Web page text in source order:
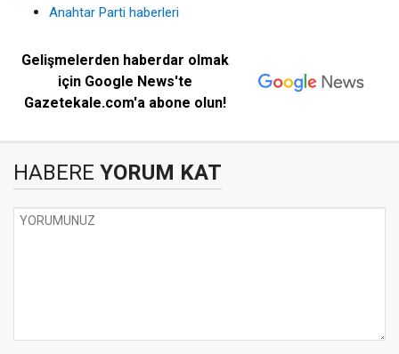
Anahtar Parti haberleri
Gelişmelerden haberdar olmak
için Google News'te
Gazetekale.com'a abone olun!
HABERE YORUM KAT